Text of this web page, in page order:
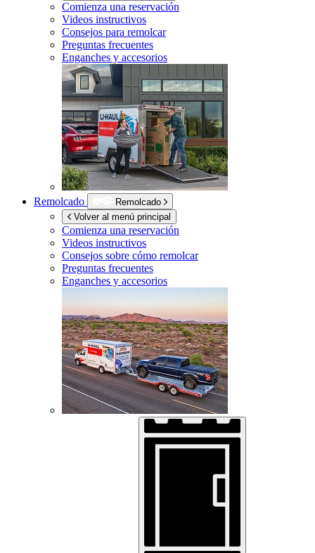
Comienza una reservación
Videos instructivos
Consejos para remolcar
Preguntas frecuentes
Enganches y accesorios
Remolcado
Remolcado
Volver al menú principal
Comienza una reservación
Videos instructivos
Consejos sobre cómo remolcar
Preguntas frecuentes
Enganches y accesorios